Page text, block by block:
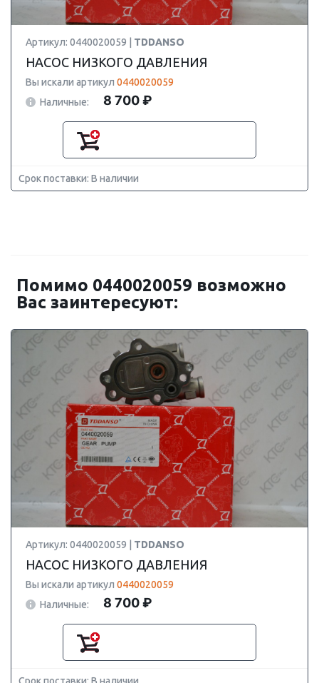
Артикул: 0440020059 | TDDANSO
НАСОС НИЗКОГО ДАВЛЕНИЯ
Вы искали артикул 0440020059
Наличные:
8 700 ₽
Срок поставки: В наличии
Помимо 0440020059 возможно
Вас заинтересуют:
Артикул: 0440020059 | TDDANSO
НАСОС НИЗКОГО ДАВЛЕНИЯ
Вы искали артикул 0440020059
Наличные:
8 700 ₽